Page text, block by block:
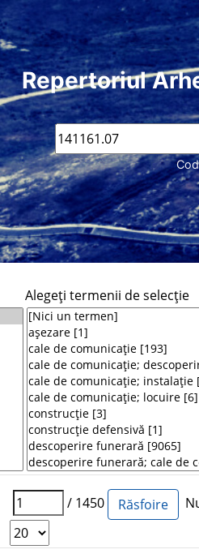
Repertoriul
Cod
Alegeţi termenii de selecţie
/ 1450